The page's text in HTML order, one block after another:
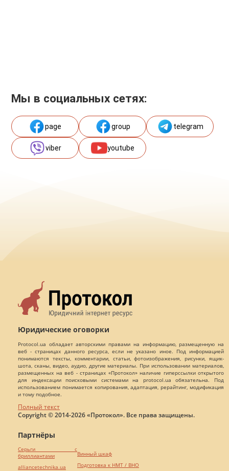
Мы в социальных сетях:
page group telegram
viber youtube
Юридические оговорки
Protocol.ua обладает авторскими правами на информацию, размещенную на
веб - страницах данного ресурса, если не указано иное. Под информацией
понимаются тексты, комментарии, статьи, фотоизображения, рисунки, ящик-
шота, сканы, видео, аудио, другие материалы. При использовании материалов,
размещенных на веб - страницах «Протокол» наличие гиперссылки открытого
для индексации поисковыми системами на protocol.ua обязательна. Под
использованием понимается копирования, адаптация, рерайтинг, модификация
и тому подобное.
Полный текст
Copyright © 2014-2026 «Протокол». Все права защищены.
Партнёры
Серьги с
бриллиантами
alliancetechnika.ua
Винный шкаф
Подготовка к НМТ / ВНО